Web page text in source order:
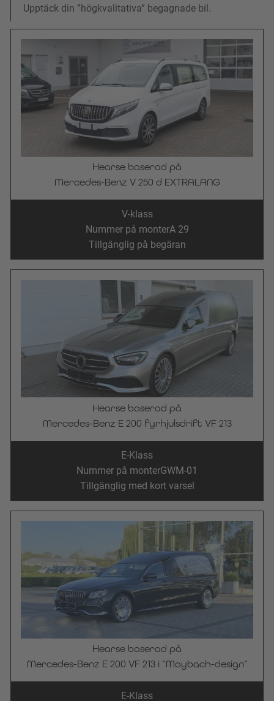
Upptäck din ”högkvalitativa” begagnade bil.
Hearse baserad på
Mercedes-Benz V 250 d EXTRALANG
V-klass
Nummer på monterA 29
Tillgänglig på begäran
Hearse baserad på
Mercedes-Benz E 200 fyrhjulsdrift VF 213
E-Klass
Nummer på monterGWM-01
Tillgänglig med kort varsel
Hearse baserad på
Mercedes-Benz E 200 VF 213 i ”Maybach-design”
E-Klass